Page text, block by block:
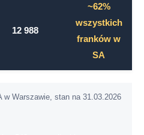
12 988
~62%
wszystkich
franków w
SA
w Warszawie, stan na 31.03.2026